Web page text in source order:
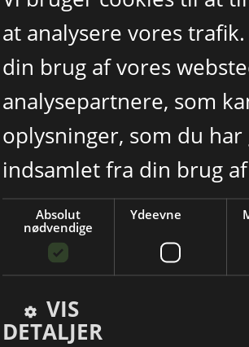
at analysere vores
din brug af vores
analysepartnere, som
oplysninger, som du
indsamlet fra din brug
Absolut
nødvendige
Ydeevne
VIS
DETALJER